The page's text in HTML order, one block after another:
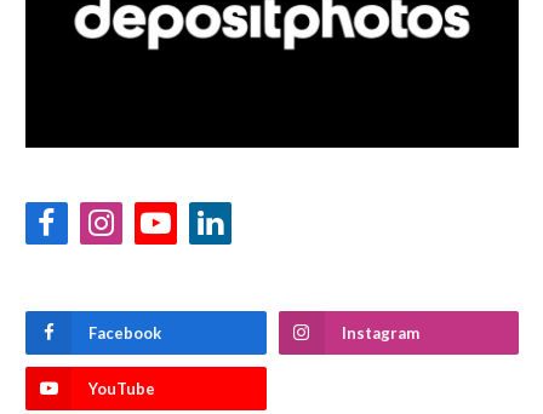
FacebookInstagramYouTubeLinkedIn
Facebook Instagram
YouTube